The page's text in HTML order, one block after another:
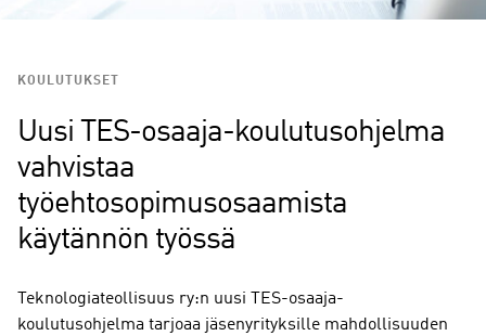
KOULUTUKSET
Uusi TES-osaaja-koulutusohjelma
vahvistaa
työehtosopimusosaamista
käytännön työssä
Teknologiateollisuus ry:n uusi TES-osaaja-
koulutusohjelma tarjoaa jäsenyrityksille mahdollisuuden